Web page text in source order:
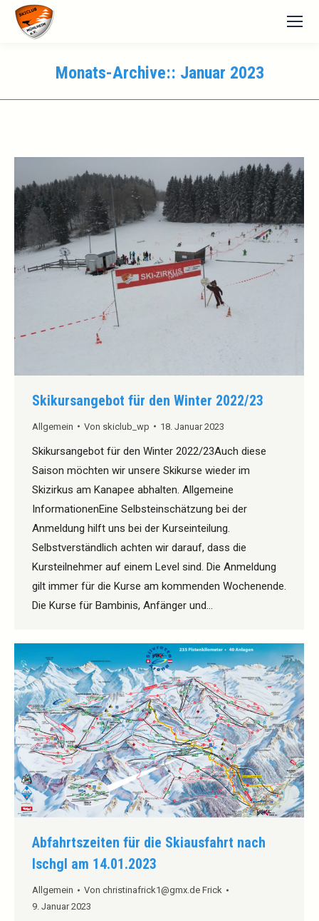
Monats-Archive:: Januar 2023
Skikursangebot für den Winter 2022/23
Allgemein Von skiclub_wp 18. Januar 2023
Skikursangebot für den Winter 2022/23Auch diese
Saison möchten wir unsere Skikurse wieder im
Skizirkus am Kanapee abhalten. Allgemeine
InformationenEine Selbsteinschätzung bei der
Anmeldung hilft uns bei der Kurseinteilung.
Selbstverständlich achten wir darauf, dass die
Kursteilnehmer auf einem Level sind. Die Anmeldung
gilt immer für die Kurse am kommenden Wochenende.
Die Kurse für Bambinis, Anfänger und…
Abfahrtszeiten für die Skiausfahrt nach
Ischgl am 14.01.2023
Allgemein Von christinafrick1@gmx.de Frick
9. Januar 2023